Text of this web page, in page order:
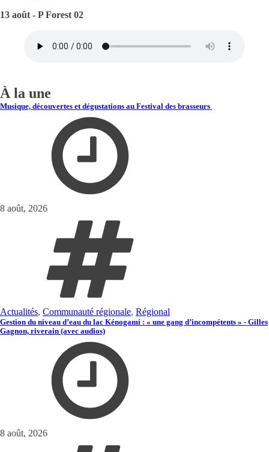
13 août - P Forest 02
À la une
Musique, découvertes et dégustations au Festival des brasseurs
8 août, 2026
Actualités, Communauté régionale, Régional
Gestion du niveau d’eau du lac Kénogami : « une gang d’incompétents » - Gilles
Gagnon, riverain (avec audios)
8 août, 2026